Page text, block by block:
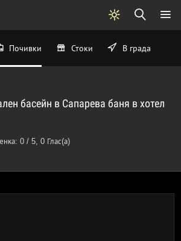
Почивки Стоки В града
басейн в Сапарева баня в хотел
0 /5,0 Глас(а)